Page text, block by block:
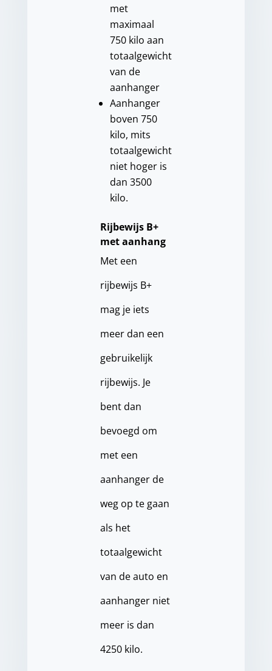
met
maximaal
750 kilo aan
totaalgewicht
van de
aanhanger
Aanhanger
boven 750
kilo, mits
totaalgewicht
niet hoger is
dan 3500
kilo.
Rijbewijs B+
met aanhang
Met een
rijbewijs B+
mag je iets
meer dan een
gebruikelijk
rijbewijs. Je
bent dan
bevoegd om
met een
aanhanger de
weg op te gaan
als het
totaalgewicht
van de auto en
aanhanger niet
meer is dan
4250 kilo.